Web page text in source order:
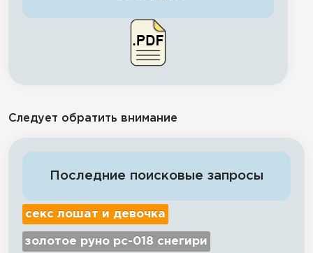
Следует обратить внимание
Последние поисковые запросы
секс лошат и девочка
золотое руно рс-018 снегири